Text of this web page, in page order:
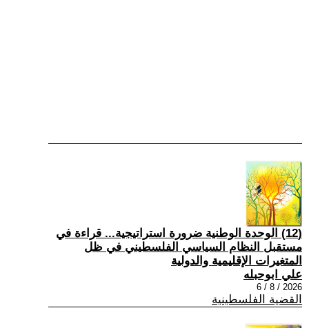
(12) الوحدة الوطنية ضرورة استراتيجية... قراءة في
مستقبل النظام السياسي الفلسطيني في ظل
المتغيرات الإقليمية والدولية
علي ابوحبله
2026 / 8 / 6
القضية الفلسطينية